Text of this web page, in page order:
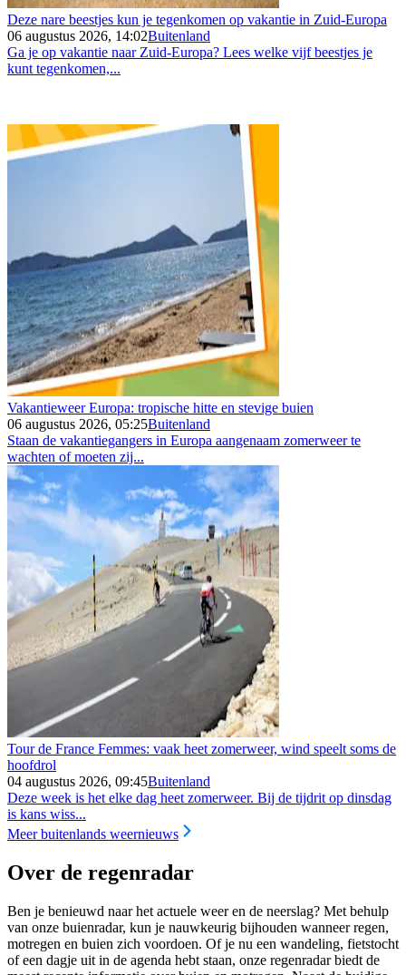
Deze nare beestjes kun je tegenkomen op vakantie in Zuid-Europa
06 augustus 2026, 14:02Buitenland
Ga je op vakantie naar Zuid-Europa? Lees welke vijf beestjes je
kunt tegenkomen,...
Vakantieweer Europa: tropische hitte en stevige buien
06 augustus 2026, 05:25Buitenland
Staan de vakantiegangers in Europa aangenaam zomerweer te
wachten of moeten zij...
Tour de France Femmes: vaak heet zomerweer, wind speelt soms de
hoofdrol
04 augustus 2026, 09:45Buitenland
Deze week is het elke dag heet zomerweer. Bij de tijdrit op dinsdag
is kans wiss...
Meer buitenlands weernieuws
Over de regenradar
Ben je benieuwd naar het actuele weer en de neerslag? Met behulp
van onze buienradar, kun je nauwkeurig bijhouden wanneer regen,
motregen en buien zich voordoen. Of je nu een wandeling, fietstocht
of een dagje uit in de agenda hebt staan, onze regenradar biedt de